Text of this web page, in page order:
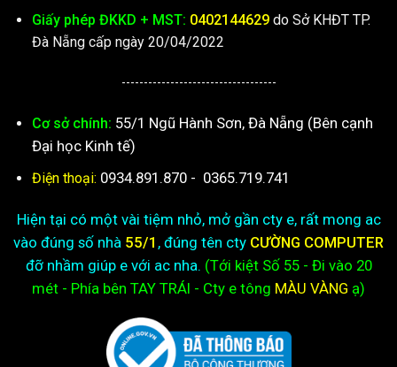
Giấy phép ĐKKD + MST: 0402144629do Sở KHĐT TP.
Đà Nẵng cấp ngày 20/04/2022
-----------------------------------
Cơ sở chính: 55/1 Ngũ Hành Sơn, Đà Nẵng (Bên cạnh
Đại học Kinh tế)
Điện thoại: 0934.891.870 - 0365.719.741
Hiện tại có một vài tiệm nhỏ, mở gần cty e, rất mong ac
vào đúng số nhà 55/1 , đúng tên cty CƯỜNG COMPUTER
đỡ nhầm giúp e với ac nha. (Tới kiệtSố 55 - Đi vào 20
mét - Phía bên TAY TRÁI - Cty e tông MÀU VÀNG ạ)